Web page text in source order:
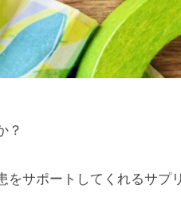
？
をサポートしてくれるサプ